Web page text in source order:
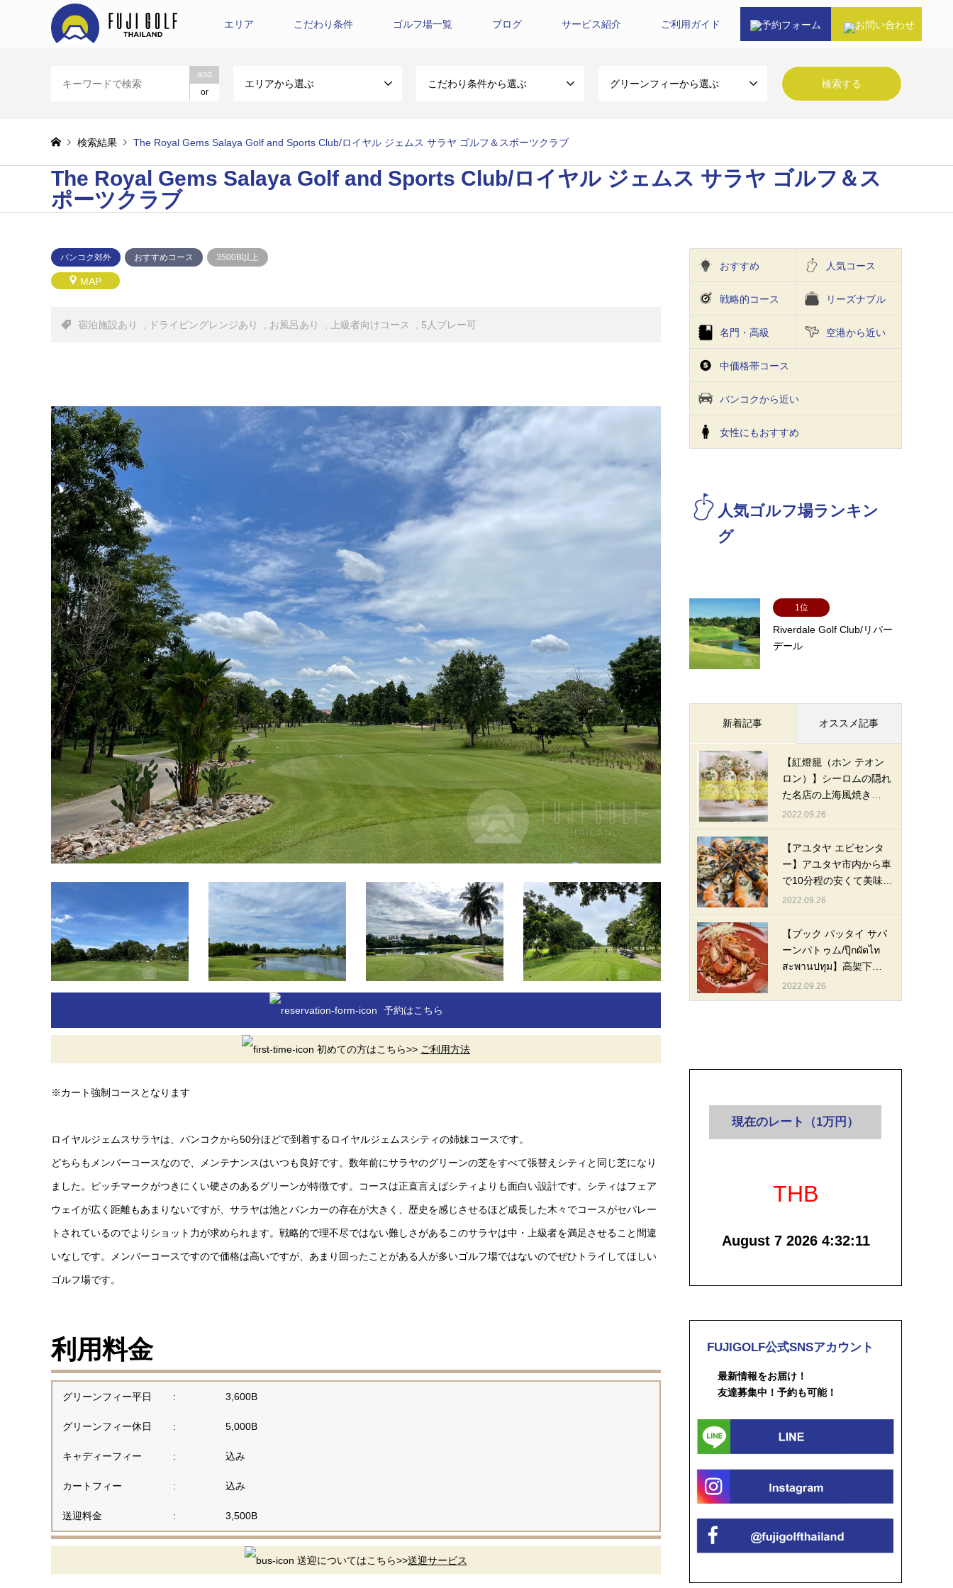
エリア こだわり条件 ゴルフ場一覧 ブログ サービス紹介 ご利⽤ガイド 予約フォーム お問い合わせ
and
or
エリアから選ぶ こだわり条件から選ぶ グリーンフィーから選ぶ
検索結果 The Royal Gems Salaya Golf and Sports Club/ロイヤル ジェムス サラヤ ゴルフ＆スポーツクラブ
The Royal Gems Salaya Golf and Sports Club/ロイヤル ジェムス サラヤ ゴルフ＆ス
ポーツクラブ
バンコク郊外 おすすめコース 3500B以上
MAP
宿泊施設あり , ドライビングレンジあり , お風呂あり , 上級者向けコース , 5人プレー可
予約はこちら
初めての方はこちら>> ご利用方法
※カート強制コースとなります
ロイヤルジェムスサラヤは、バンコクから50分ほどで到着するロイヤルジェムスシティの姉妹コースです。
どちらもメンバーコースなので、メンテナンスはいつも良好です。数年前にサラヤのグリーンの芝をすべて張替えシティと同じ芝になり
ました。ピッチマークがつきにくい硬さのあるグリーンが特徴です。コースは正直言えばシティよりも面白い設計です。シティはフェア
ウェイが広く距離もあまりないですが、サラヤは池とバンカーの存在が大きく、歴史を感じさせるほど成長した木々でコースがセパレー
トされているのでよりショット力が求められます。戦略的で理不尽ではない難しさがあるこのサラヤは中・上級者を満足させること間違
いなしです。メンバーコースですので価格は高いですが、あまり回ったことがある人が多いゴルフ場ではないのでぜひトライしてほしい
ゴルフ場です。
利用料金
グリーンフィー平日 : 3,600B
グリーンフィー休日 : 5,000B
キャディーフィー : 込み
カートフィー : 込み
送迎料金 : 3,500B
送迎についてはこちら>>送迎サービス
おすすめ 人気コース
戦略的コース リーズナブル
名門・高級 空港から近い
中価格帯コース
バンコクから近い
⼥性にもおすすめ
人気ゴルフ場ランキン
グ
1位
Riverdale Golf Club/リバー
デール
新着記事 オススメ記事
【紅燈籠（ホン テオン
ロン）】シーロムの隠れ
た名店の上海風焼き…
2022.09.26
【アユタヤ エビセンタ
ー】アユタヤ市内から車
で10分程の安くて美味…
2022.09.26
【プック パッタイ サパ
ーンパトゥム/ปุ๊กผัดไท
สะพานปทุม】高架下…
2022.09.26
現在のレート（1万円）
THB
August 7 2026 4:32:11
FUJIGOLF公式SNSアカウント
最新情報をお届け！
友達募集中！予約も可能！